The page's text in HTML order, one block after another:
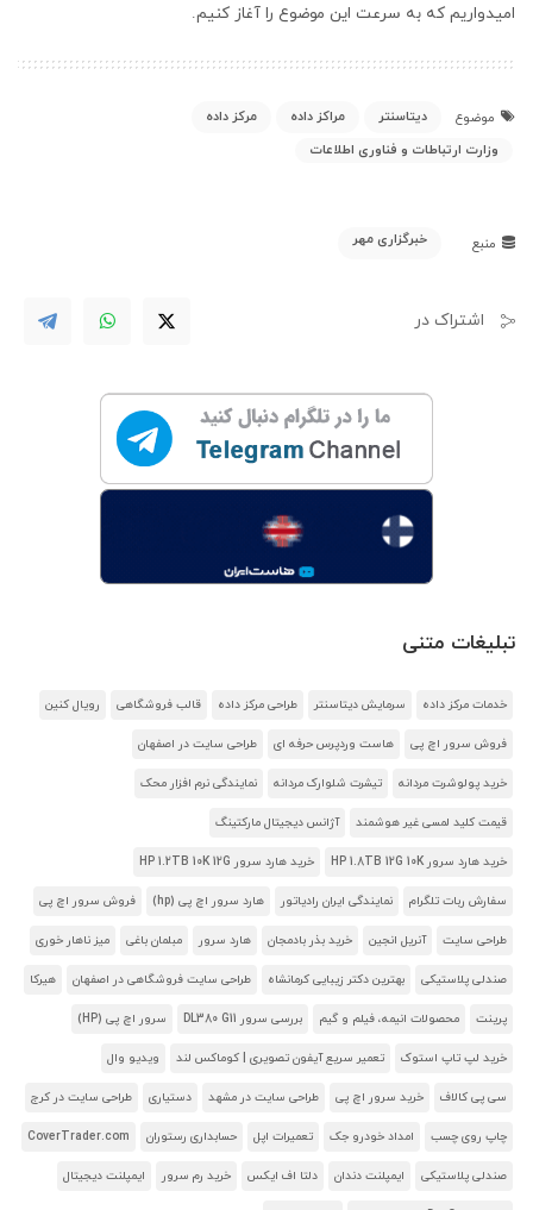
امیدواریم که به سرعت این موضوع را آغاز کنیم.
موضوع دیتاسنتر مراکز داده
مرکز داده
وزارت ارتباطات و فناوری اطلاعات
منبع خبرگزاری مهر
اشتراک در
تبلیغات متنی
خدمات مرکز داده سرمایش دیتاسنتر طراحی مرکز داده قالب فروشگاهی رویال کنین
فروش سرور اچ پی هاست وردپرس حرفه ای طراحی سایت در اصفهان
خرید پولوشرت مردانه تیشرت شلوارک مردانه نمایندگی نرم افزار محک
قیمت کلید لمسی غیر هوشمند آژانس دیجیتال مارکتینگ
خرید هارد سرور HP 1.8TB 12G 10K خرید هارد سرور HP 1.2TB 10K 12G
سفارش ربات تلگرام نمایندگی ایران رادیاتور هارد سرور اچ پی (hp) فروش سرور اچ پی
طراحی سایت آنریل انجین خرید بذر بادمجان هارد سرور مبلمان باغی میز ناهار خوری
صندلی پلاستیکی بهترین دکتر زیبایی کرمانشاه طراحی سایت فروشگاهی در اصفهان هیرکا
پرینت محصولات انیمه، فیلم و گیم بررسی سرور DL380 G11 سرور اچ پی (HP)
خرید لپ تاپ استوک تعمیر سریع آیفون تصویری | کوماکس لند ویدیو وال
سی پی کالاف خرید سرور اچ پی طراحی سایت در مشهد دستیاری طراحی سایت در کرج
چاپ روی چسب امداد خودرو جک تعمیرات اپل حسابداری رستوران CoverTrader.com
صندلی پلاستیکی ایمپلنت دندان دلتا اف ایکس خرید رم سرور ایمپلنت دیجیتال